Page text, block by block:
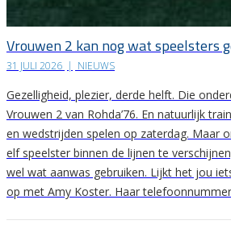
Vrouwen 2 kan nog wat speelsters
31 JULI 2026 | NIEUWS
Gezelligheid, plezier, derde helft. Die
Vrouwen 2 van Rohda’76. En natuurlijk
en wedstrijden spelen op zaterdag. Maar
elf speelster binnen de lijnen te
wel wat aanwas gebruiken. Lijkt het jou
op met Amy Koster. Haar